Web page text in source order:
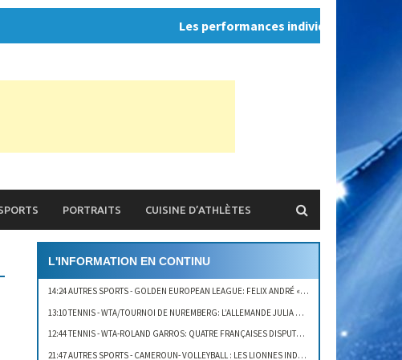
Les performances individuelles, ce n'est
PORTRAITS CUISINE D’ATHLÈTES
L'INFORMATION EN CONTINU
14:24 AUTRES SPORTS- GOLDEN EUROPEAN LEAGUE: FELIX ANDRÉ « ON AURAIT PU GAGNER LE DEUXIÈME SET »
13:10 TENNIS- WTA/TOURNOI DE NUREMBERG: L’ALLEMANDE JULIA GEORGES ÉLIMINÉE AU 1ER TOUR
12:44 TENNIS- WTA-ROLAND GARROS: QUATRE FRANÇAISES DISPUTENT LEUR 1ER TOUR AUJOURD’HUI
21:47 AUTRES SPORTS- CAMEROUN- VOLLEYBALL : LES LIONNES INDOMPTABLES PRIMÉES